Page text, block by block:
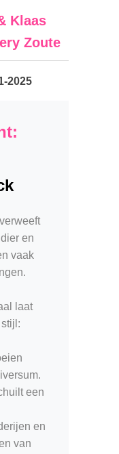
Klaas
Zoute
2025
en
vaak
laat
een
en
van